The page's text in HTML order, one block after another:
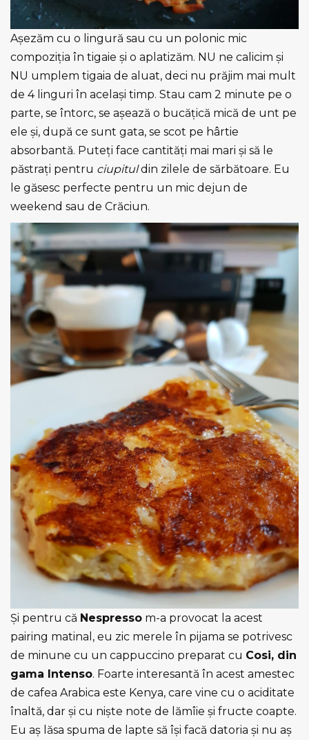
Așezăm cu o lingură sau cu un polonic mic
compoziția în tigaie și o aplatizăm. NU ne calicim și
NU umplem tigaia de aluat, deci nu prăjim mai mult
de 4 linguri în același timp. Stau cam 2 minute pe o
parte, se întorc, se așează o bucățică mică de unt pe
ele și, după ce sunt gata, se scot pe hârtie
absorbantă. Puteți face cantități mai mari și să le
păstrați pentru ciupituldin zilele de sărbătoare. Eu
le găsesc perfecte pentru un mic dejun de
weekend sau de Crăciun.
Și pentru că Nespresso m-a provocat la acest
pairing matinal, eu zic merele în pijama se potrivesc
de minune cu un cappuccino preparat cu Cosi, din
gama Intenso. Foarte interesantă în acest amestec
de cafea Arabica este Kenya, care vine cu o aciditate
înaltă, dar și cu niște note de lămîie și fructe coapte.
Eu aș lăsa spuma de lapte să își facă datoria și nu aș